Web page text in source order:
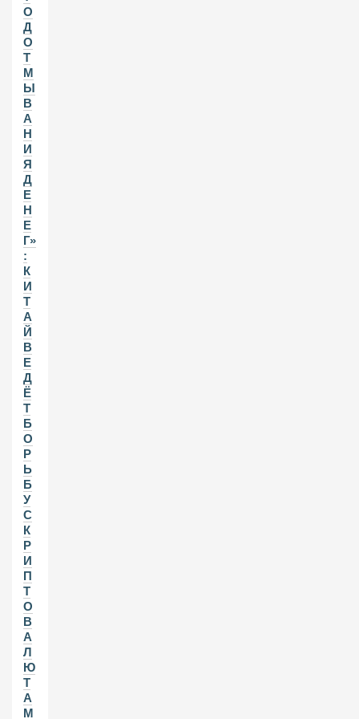
О
Д
О
Т
М
Ы
В
А
Н
И
Я
Д
Е
Н
Е
Г»
:
К
И
Т
А
Й
В
Е
Д
Ё
Т
Б
О
Р
Ь
Б
У
С
К
Р
И
П
Т
О
В
А
Л
Ю
Т
А
М